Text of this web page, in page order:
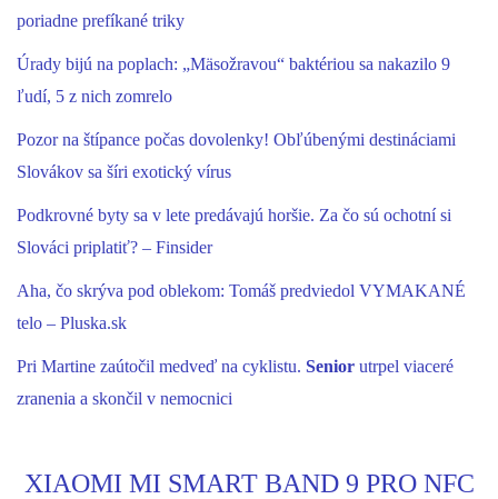
poriadne prefíkané triky
Úrady bijú na poplach: „Mäsožravou“ baktériou sa nakazilo 9
ľudí, 5 z nich zomrelo
Pozor na štípance počas dovolenky! Obľúbenými destináciami
Slovákov sa šíri exotický vírus
Podkrovné byty sa v lete predávajú horšie. Za čo sú ochotní si
Slováci priplatiť? – Finsider
Aha, čo skrýva pod oblekom: Tomáš predviedol VYMAKANÉ
telo – Pluska.sk
Pri Martine zaútočil medveď na cyklistu. Senior utrpel viaceré
zranenia a skončil v nemocnici
XIAOMI MI SMART BAND 9 PRO NFC